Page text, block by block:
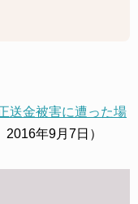
送金被害に遭った場
2016年9月7日）